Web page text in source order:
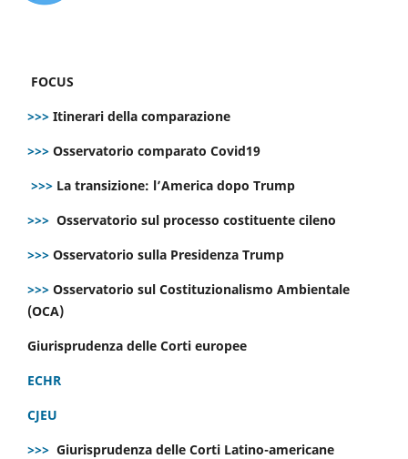
FOCUS
>>> Itinerari della comparazione
>>> Osservatorio comparato Covid19
>>> La transizione: l’America dopo Trump
>>> Osservatorio sul processo costituente cileno
>>> Osservatorio sulla Presidenza Trump
>>> Osservatorio sul Costituzionalismo Ambientale
(OCA)
Giurisprudenza delle Corti europee
ECHR
CJEU
>>> Giurisprudenza delle Corti Latino-americane